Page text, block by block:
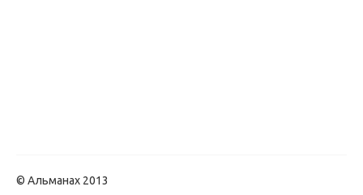
© Альманах 2013